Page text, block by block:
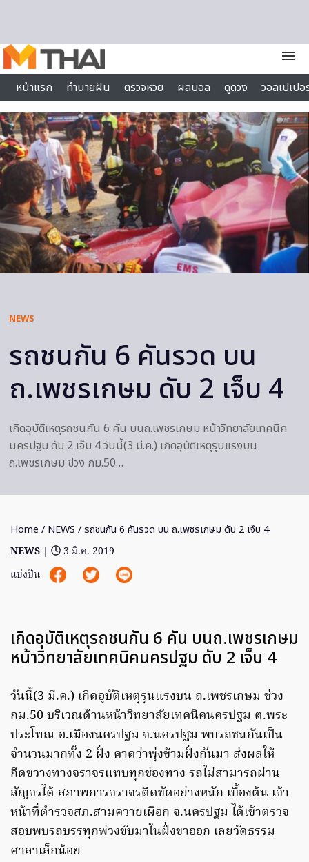
menu
หน้าแรก
ทำนายฝัน ตรวจหวย ผลบอล ดูดวง
วอลเปเป
ไลฟ์สไตล์
NEWS
รถชนกัน 6 คันรวด บน
ถ.เพชรเกษม ดับ 2 เจ็บ 4
เกิดอุบัติเหตุรถชนกัน 6 คัน บนถ.เพชรเกษม หน้าวิทยาลัยเทคนิค
นครปฐม ดับ 2 เจ็บ 4 วันนี้(3 มี.ค.) เกิดอุบัติเหตุรุนแรงบน
ถ.เพชรเกษม ช่วง กม.50…
Home / NEWS / รถชนกัน 6 คันรวด บน ถ.เพชรเกษม ดับ 2 เจ็บ 4
NEWS |
3 มี.ค. 2019
แบ่งปัน
เกิดอุบัติเหตุรถชนกัน 6 คัน บนถ.เพชรเกษม
หน้าวิทยาลัยเทคนิคนครปฐม ดับ 2 เจ็บ 4
วันนี้(3 มี.ค.) เกิดอุบัติเหตุรุนแรงบน ถ.เพชรเกษม ช่วง
กม.50 บริเวณด้านหน้าวิทยาลัยเทคนิคนครปฐม ต.พระ
ประโทณ อ.เมืองนครปฐม จ.นครปฐม พบรถชนกันเป็น
จำนวนมากทั้ง 2 ฝั่ง คาดว่าพุ่งข้ามฝั่งกันมา ส่งผลให้
กีดขวางทางจราจรแทบทุกช่องทาง รถไม่สามารถผ่าน
สัญจรได้ สภาพการจราจรติดขัดอย่างหนัก เบื้องต้น เจ้า
หน้าที่ตำรวจสภ.สามควายเผือก จ.นครปฐม ได้เข้าตรวจ
สอบพบรถบรรทุกพ่วงขับมาในฝั่งขาออก เลยวัดธรรม
ศาลาเล็กน้อย